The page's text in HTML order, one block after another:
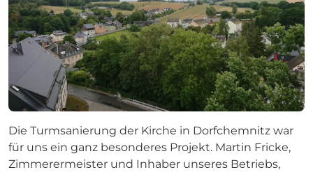
Die Turmsanierung der Kirche in Dorfchemnitz war
für uns ein ganz besonderes Projekt. Martin Fricke,
Zimmerermeister und Inhaber unseres Betriebs,